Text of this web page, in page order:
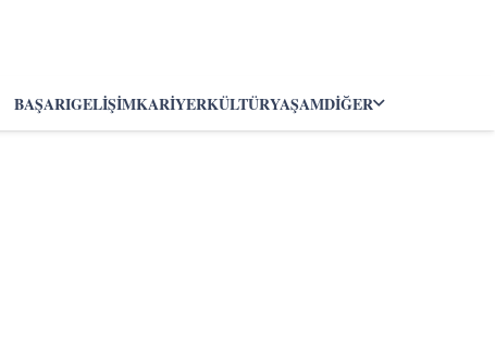
BAŞARIGELIŞIMKARIYERKÜLTÜRYAŞAMDIĞER